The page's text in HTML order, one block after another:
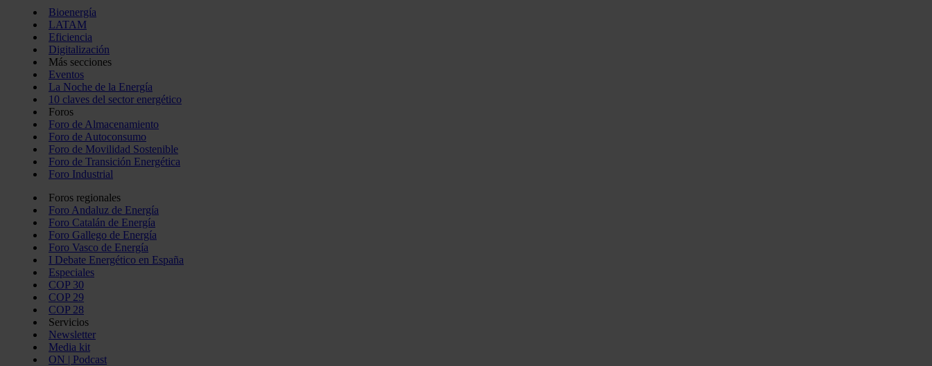
Bioenergía
LATAM
Eficiencia
Digitalización
Más secciones
Eventos
La Noche de la Energía
10 claves del sector energético
Foros
Foro de Almacenamiento
Foro de Autoconsumo
Foro de Movilidad Sostenible
Foro de Transición Energética
Foro Industrial
Foros regionales
Foro Andaluz de Energía
Foro Catalán de Energía
Foro Gallego de Energía
Foro Vasco de Energía
I Debate Energético en España
Especiales
COP 30
COP 29
COP 28
Servicios
Newsletter
Media kit
ON | Podcast